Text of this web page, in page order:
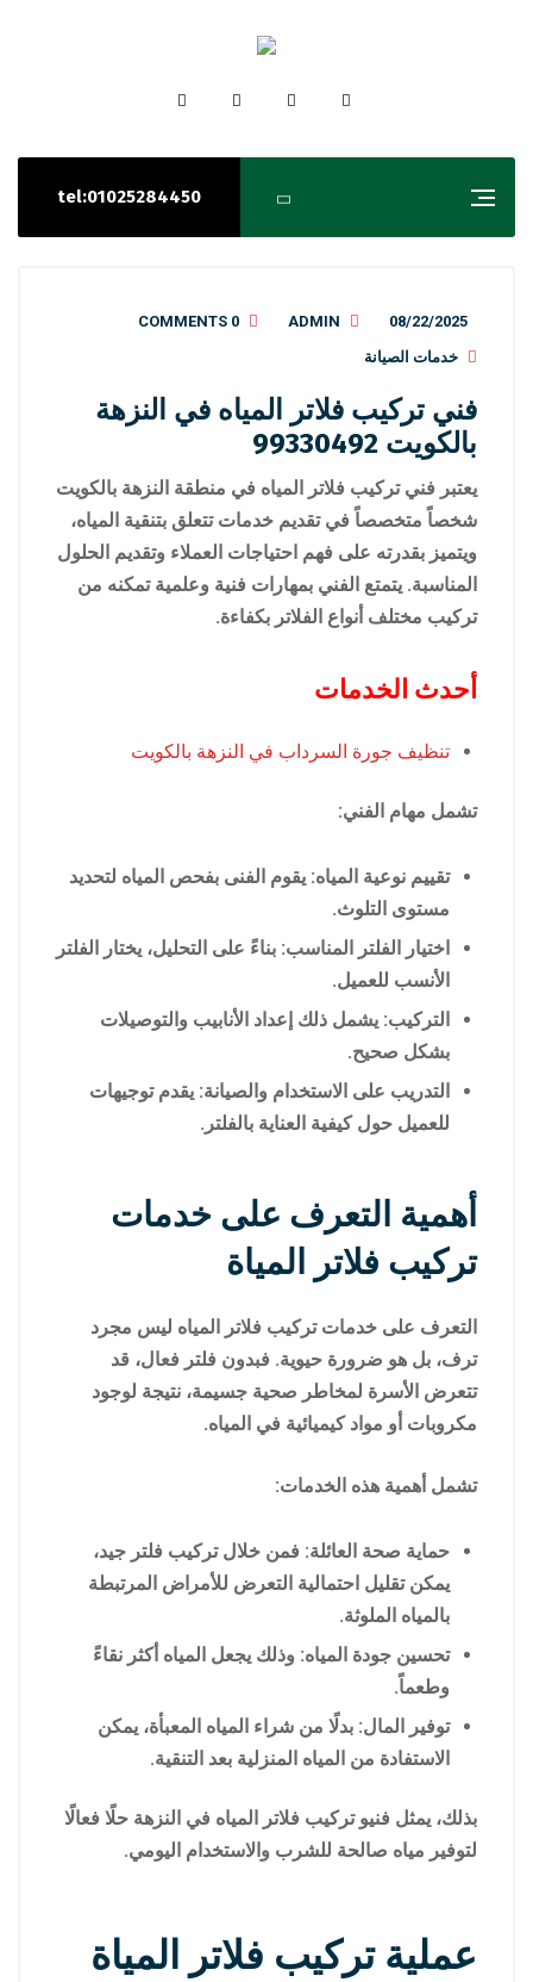
tel:01025284450
08/22/2025
ADMIN
0 COMMENTS
خدمات الصيانة
فني تركيب فلاتر المياه في النزهة
بالكويت 99330492
يعتبر فني تركيب فلاتر المياه في منطقة النزهة بالكويت
شخصاً متخصصاً في تقديم خدمات تتعلق بتنقية المياه،
ويتميز بقدرته على فهم احتياجات العملاء وتقديم الحلول
المناسبة. يتمتع الفني بمهارات فنية وعلمية تمكنه من
تركيب مختلف أنواع الفلاتر بكفاءة.
أحدث الخدمات
تنظيف جورة السرداب في النزهة بالكويت
تشمل مهام الفني:
تقييم نوعية المياه: يقوم الفنى بفحص المياه لتحديد
مستوى التلوث.
اختيار الفلتر المناسب: بناءً على التحليل، يختار الفلتر
الأنسب للعميل.
التركيب: يشمل ذلك إعداد الأنابيب والتوصيلات
بشكل صحيح.
التدريب على الاستخدام والصيانة: يقدم توجيهات
للعميل حول كيفية العناية بالفلتر.
أهمية التعرف على خدمات
تركيب فلاتر المياة
التعرف على خدمات تركيب فلاتر المياه ليس مجرد
ترف، بل هو ضرورة حيوية. فبدون فلتر فعال، قد
تتعرض الأسرة لمخاطر صحية جسيمة، نتيجة لوجود
مكروبات أو مواد كيميائية في المياه.
تشمل أهمية هذه الخدمات:
حماية صحة العائلة: فمن خلال تركيب فلتر جيد،
يمكن تقليل احتمالية التعرض للأمراض المرتبطة
بالمياه الملوثة.
تحسين جودة المياه: وذلك يجعل المياه أكثر نقاءً
وطعماً.
توفير المال: بدلًا من شراء المياه المعبأة، يمكن
الاستفادة من المياه المنزلية بعد التنقية.
بذلك، يمثل فنيو تركيب فلاتر المياه في النزهة حلًا فعالًا
لتوفير مياه صالحة للشرب والاستخدام اليومي.
عملية تركيب فلاتر المياة